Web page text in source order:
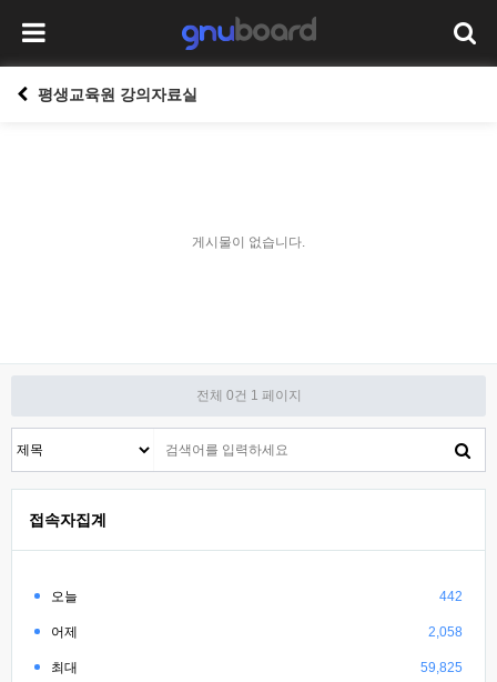
평생교육원 강의자료실
게시물이 없습니다.
전체 0건 1 페이지
접속자집계
오늘 442
어제 2,058
최대 59,825